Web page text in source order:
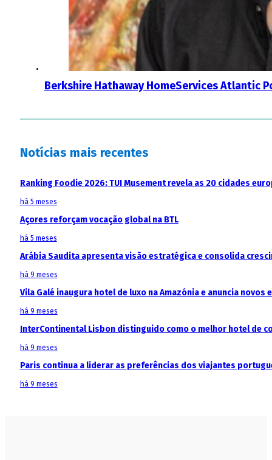
Berkshire Hathaway HomeServices Atlantic
Notícias mais recentes
Ranking Foodie 2026: TUI Musement revela as 20 cidades
há 5 meses
Açores reforçam vocação global na BTL
há 5 meses
Arábia Saudita apresenta visão estratégica e consolida
há 9 meses
Vila Galé inaugura hotel de luxo na Amazónia e anuncia
há 9 meses
InterContinental Lisbon distinguido como o melhor hotel de
há 9 meses
Paris continua a liderar as preferências dos viajantes
há 9 meses